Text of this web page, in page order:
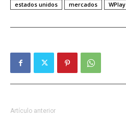
estados unidos
mercados WPlay
Artículo anterior